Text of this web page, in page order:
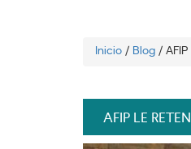
Inicio / Blog /
AFIP LE